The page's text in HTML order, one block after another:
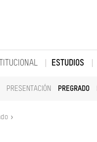
ESTUDIOS
PRESENTACIÓN PREGRADO